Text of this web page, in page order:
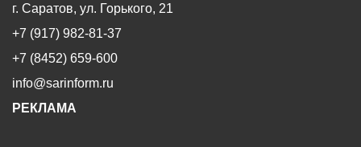
г. Саратов, ул. Горького, 21
+7 (917) 982-81-37
+7 (8452) 659-600
info@sarinform.ru
РЕКЛАМА